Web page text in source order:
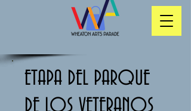
ETAPA DEL PARQUE
DE LOS VETERANOS